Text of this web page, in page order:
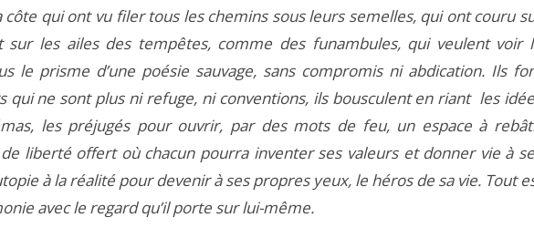
côte qui ont vu filer tous les chemins sous leurs semelles, qui ont couru
sur les ailes des tempêtes, comme des funambules, qui veulent voir
le prisme d’une poésie sauvage, sans compromis ni abdication. Ils
qui ne sont plus ni refuge, ni conventions, ils bousculent en riant les
les préjugés pour ouvrir, par des mots de feu, un espace à
liberté offert où chacun pourra inventer ses valeurs et donner vie à
à la réalité pour devenir à ses propres yeux, le héros de sa vie. Tout
avec le regard qu’il porte sur lui-même.